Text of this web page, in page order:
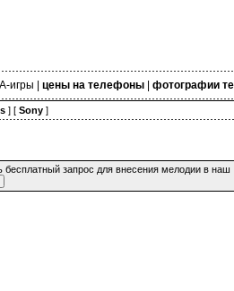
игры цены на телефоны| фотографии
] [ Sony]
бесплатный запрос для внесения мелодии в наш